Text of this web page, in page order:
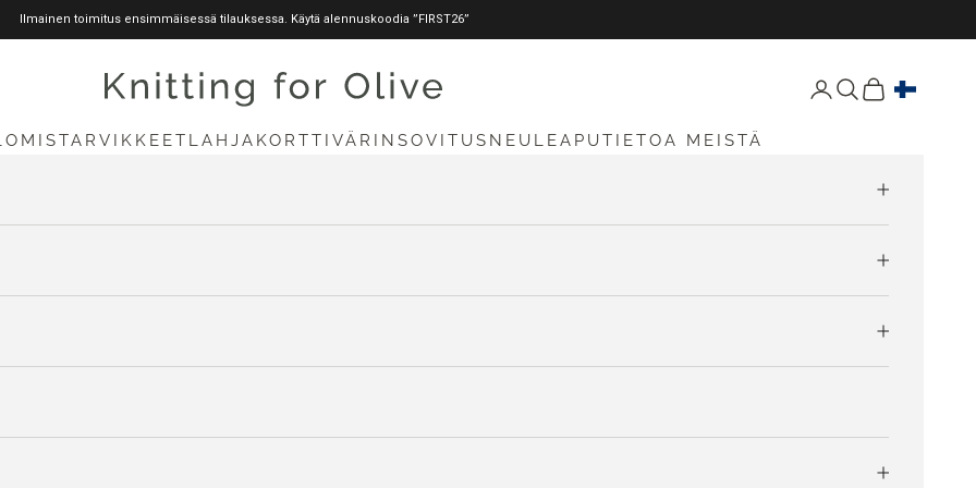
Ilmainen toimitus ensimmäisessä tilauksessa. Käytä alennuskoodia ”FIRST26”
knittingforolive.com Avaa tili -sivu
Avaa haku
Avaa ostoskori
LAHJAKORTTI VÄRINSOVITUS NEULEAPUTIETOA MEISTÄ